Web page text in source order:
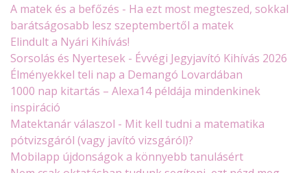
A matek és a befőzés - Ha ezt most megteszed, sokkal
barátságosabb lesz szeptembertől a matek
Elindult a Nyári Kihívás!
Sorsolás és Nyertesek - Évvégi Jegyjavító Kihívás 2026
Élményekkel teli nap a Demangó Lovardában
1000 nap kitartás – Alexa14 példája mindenkinek
inspiráció
Matektanár válaszol - Mit kell tudni a matematika
pótvizsgáról (vagy javító vizsgáról)?
Mobilapp újdonságok a könnyebb tanulásért